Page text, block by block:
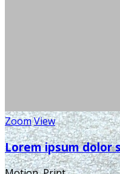
ZoomView
Lorem ipsum dolor